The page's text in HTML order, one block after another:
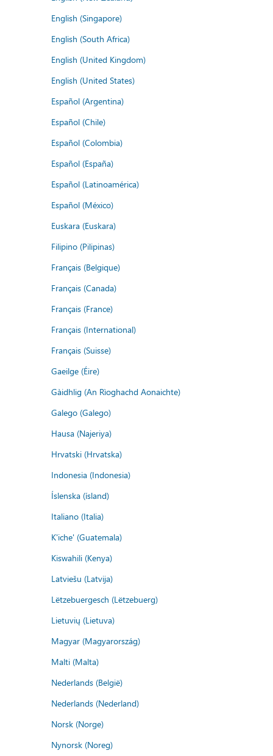
English (Singapore)
English (South Africa)
English (United Kingdom)
English (United States)
Español (Argentina)
Español (Chile)
Español (Colombia)
Español (España)
Español (Latinoamérica)
Español (México)
Euskara (Euskara)
Filipino (Pilipinas)
Français (Belgique)
Français (Canada)
Français (France)
Français (International)
Français (Suisse)
Gaeilge (Éire)
Gàidhlig (An Rìoghachd Aonaichte)
Galego (Galego)
Hausa (Najeriya)
Hrvatski (Hrvatska)
Indonesia (Indonesia)
Íslenska (ísland)
Italiano (Italia)
K'iche' (Guatemala)
Kiswahili (Kenya)
Latviešu (Latvija)
Lëtzebuergesch (Lëtzebuerg)
Lietuvių (Lietuva)
Magyar (Magyarország)
Malti (Malta)
Nederlands (België)
Nederlands (Nederland)
Norsk (Norge)
Nynorsk (Noreg)